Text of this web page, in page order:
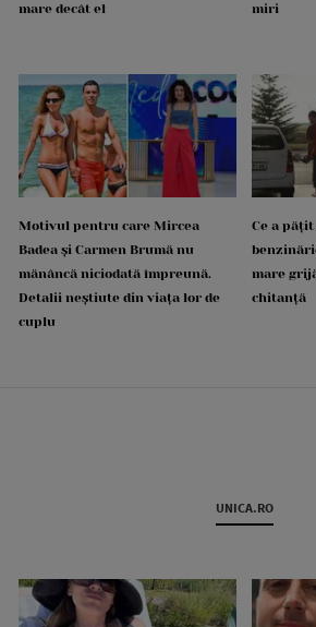
mare decât el
miri
Motivul pentru care Mircea
Badea și Carmen Brumă nu
mănâncă niciodată împreună.
Detalii neștiute din viața lor de
cuplu
Ce a
mare
chitanță
UNICA.RO